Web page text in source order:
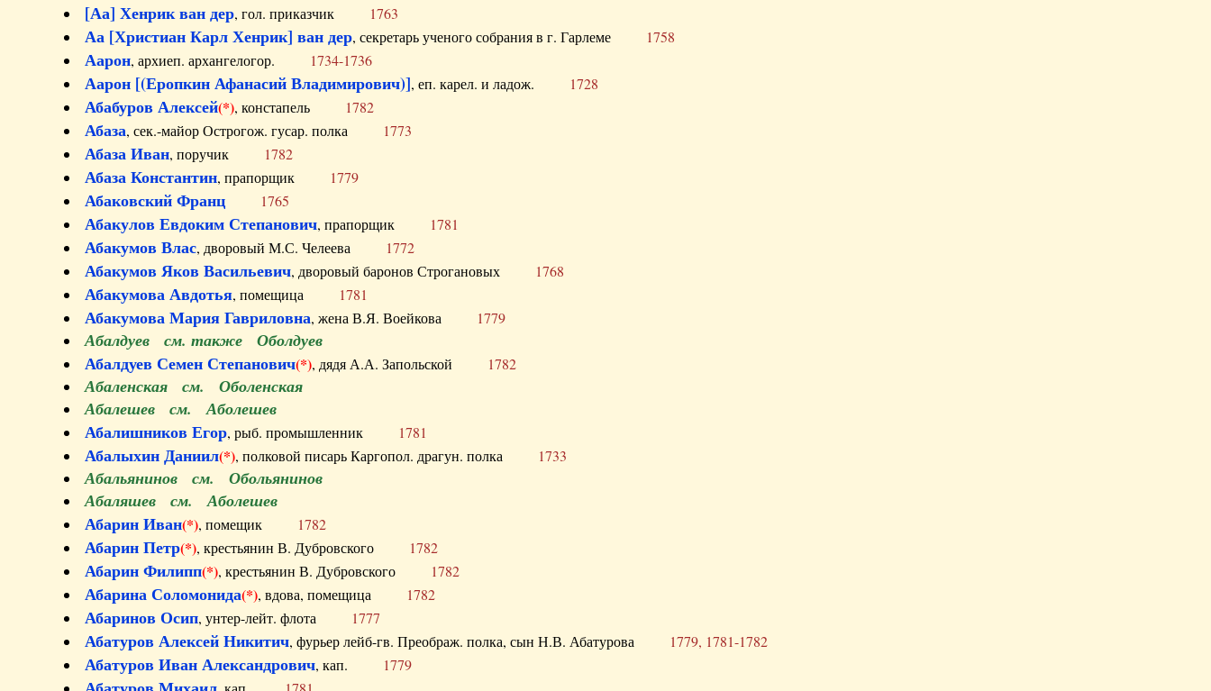
[Аа] Хенрик ван дер, гол. приказчик 1763
Аа [Христиан Карл Хенрик] ван дер, секретарь ученого собрания в г. Гарлеме 1758
Аарон, архиеп. архангелогор. 1734-1736
Аарон [(Еропкин Афанасий Владимирович)], еп. карел. и ладож. 1728
Абабуров Алексей(*), констапель 1782
Абаза, сек.-майор Острогож. гусар. полка 1773
Абаза Иван, поручик 1782
Абаза Константин, прапорщик 1779
Абаковский Франц 1765
Абакулов Евдоким Степанович, прапорщик 1781
Абакумов Влас, дворовый М.С. Челеева 1772
Абакумов Яков Васильевич, дворовый баронов Строгановых 1768
Абакумова Авдотья, помещица 1781
Абакумова Мария Гавриловна, жена В.Я. Воейкова 1779
Абалдуев см. также Оболдуев
Абалдуев Семен Степанович(*), дядя А.А. Запольской 1782
Абаленская см. Оболенская
Абалешев см. Аболешев
Абалишников Егор, рыб. промышленник 1781
Абалыхин Даниил(*), полковой писарь Каргопол. драгун. полка 1733
Абальянинов см. Обольянинов
Абаляшев см. Аболешев
Абарин Иван(*), помещик 1782
Абарин Петр(*), крестьянин В. Дубровского 1782
Абарин Филипп(*), крестьянин В. Дубровского 1782
Абарина Соломонида(*), вдова, помещица 1782
Абаринов Осип, унтер-лейт. флота 1777
Абатуров Алексей Никитич, фурьер лейб-гв. Преображ. полка, сын Н.В. Абатурова 1779, 1781-1782
Абатуров Иван Александрович, кап. 1779